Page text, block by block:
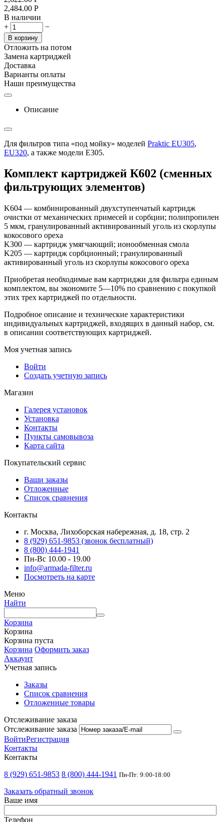
2,484.00 Р
В наличии
+
−
В корзину
Отложить на потом
Замена картриджей
Доставка
Варианты оплаты
Наши преимущества
Описание
Для фильтров типа «под мойку» моделей Praktic EU305,
EU320, а также модели E305.
Комплект картриджей К602 (сменных
фильтрующих элементов)
K604 — комбинированный двухступенчатый картридж
очистки от механических примесей и сорбции; полипропилен
5 мкм, гранулированный активированный уголь из скорлупы
кокосового ореха
K300 — картридж умягчающий; ионообменная смола
K205 — картридж сорбционный; гранулированный
активированный уголь из скорлупы кокосового ореха
Приобретая необходимые вам картриджи для фильтра единым
комплектом, вы экономите 5—10% по сравнению с покупкой
этих трех картриджей по отдельности.
Подробное описание и технические характеристики
индивидуальных картриджей, входящих в данный набор, см.
в описании соответствующих картриджей.
Моя учетная запись
Войти
Создать учетную запись
Магазин
Галерея установок
Установка
Контакты
Пункты самовывоза
Карта сайта
Покупательский сервис
Ваши заказы
Отложенные
Список сравнения
Контакты
г. Москва, Лихоборская набережная, д. 18, стр. 2
8 (929) 651-9853 (звонок бесплатный)
8 (800) 444-1941
Пн-Вс 10.00 - 19.00
info@armada-filter.ru
Посмотреть на карте
Меню
Найти
Корзина
Корзина
Корзина пуста
Корзина Оформить заказ
Аккаунт
Учетная запись
Заказы
Список сравнения
Отложенные товары
Отслеживание заказа
Отслеживание заказа
ВойтиРегистрация
Контакты
Контакты
8 (929) 651-9853 8 (800) 444-1941 Пн-Пт: 9:00-18:00
Заказать обратный звонок
Ваше имя
Телефон